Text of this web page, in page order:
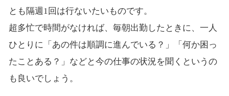
とも隔週1回は行ないたいものです。
超多忙で時間がなければ、毎朝出勤したときに、一人
ひとりに「あの件は順調に進んでいる？」「何か困っ
たことある？」などと今の仕事の状況を聞くというの
も良いでしょう。